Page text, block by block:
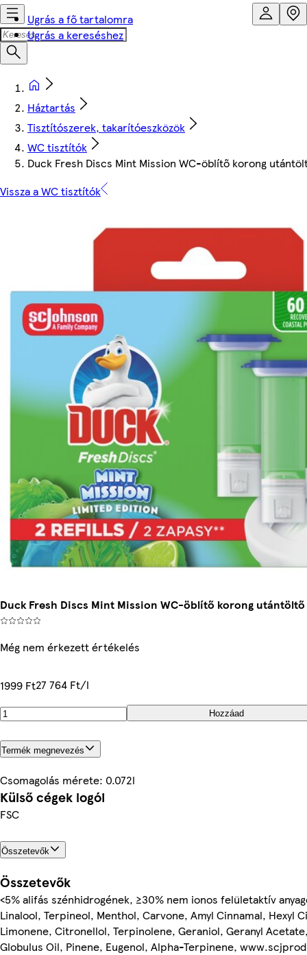
Ugrás a fő tartalomra
Ugrás a kereséshez
Háztartás
Tisztítószerek, takarítóeszközök
WC tisztítók
Duck Fresh Discs Mint Mission WC-öblítő korong
Vissza a WC tisztítók
Duck Fresh Discs Mint Mission WC-öblítő korong utántöltő
Még nem érkezett értékelés
1999 Ft27 764 Ft/l
Hozzáad
Termék megnevezés
Csomagolás mérete: 0.072l
Külső cégek logói
FSC
Összetevők
Összetevők
<5% alifás szénhidrogének, ≥30% nem ionos felületaktív
Linalool, Terpineol, Menthol, Carvone, Amyl Cinnamal, Hexyl
Limonene, Citronellol, Terpinolene, Geraniol, Geranyl
Globulus Oil, Pinene, Eugenol, Alpha-Terpinene,